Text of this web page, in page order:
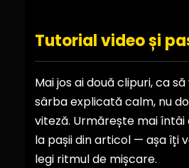
Tutorial video și
Mai jos ai două clipuri, ca
sârba explicată calm, nu
viteză. Urmărește mai întâi
la pașii din articol — așa îți
legi ritmul de mișcare.